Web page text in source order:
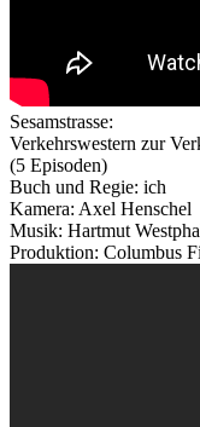
Sesamstrasse:
Verkehrswestern zur
(5 Episoden)
Buch und Regie: ich
Kamera: Axel Henschel
Musik: Hartmut
Produktion: Columbus